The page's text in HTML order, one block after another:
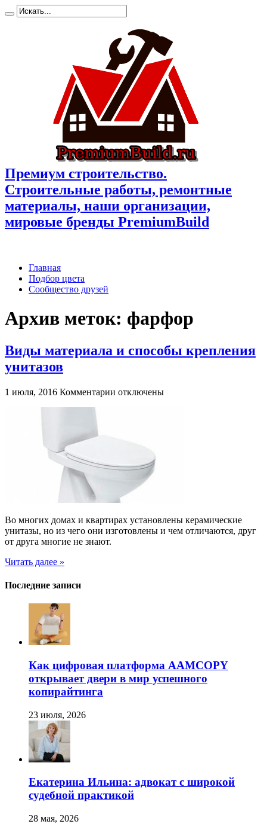
Премиум cтроительство.
Cтроительные работы, ремонтные
материалы, наши организации,
мировые бренды PremiumBuild
Главная
Подбор цвета
Сообщество друзей
Архив меток: фарфор
Виды материала и способы крепления
унитазов
1 июля, 2016 Комментарии к
крепления
унитазов
отключены
Во многих домах и квартирах установлены керамические
унитазы, но из чего они изготовлены и чем отличаются, друг
от друга многие не знают.
Читать далее »
Последние записи
Как цифровая платформа AAMCOPY
открывает двери в мир успешного
копирайтинга
23 июля, 2026
Екатерина Ильина: адвокат с широкой
судебной практикой
28 мая, 2026